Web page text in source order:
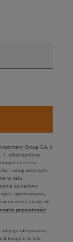
Group S.A. z
1, udostępnione
interesie
i usług własnych.
w celu
sprzeciwu
sprostowania,
wniesienia skargi do
prywatności
jego otrzymania.
kliknięciu w link